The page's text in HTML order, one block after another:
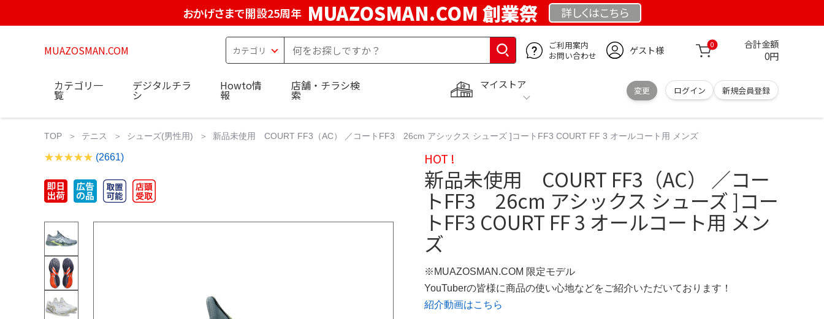
おかげさまで開設25周年 MUAZOSMAN.COM 創業祭 詳しくはこちら
MUAZOSMAN.COM
ご利用案内
お問い合わせ
ゲスト様 0 合計金額
0円
マイストア
変更 ログイン 新規会員登録
カテゴリ一
覧
デジタルチラ
シ
Howto情
報
店舗・チラシ検
索
TOP テニス シューズ(男性用) 新品未使用 COURT FF3（AC） ／コートFF3 26cm アシックス シューズ ]コートFF3 COURT FF 3 オールコート用 メンズ
(2661) HOT !
新品未使用 COURT FF3（AC） ／コー
トFF3 26cm アシックス シューズ ]コー
トFF3 COURT FF 3 オールコート用 メン
ズ
※MUAZOSMAN.COM 限定モデル
YouTuberの皆様に商品の使い心地などをご紹介いただいております！
紹介動画はこちら